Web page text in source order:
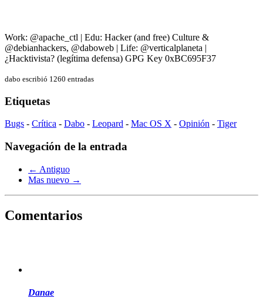
Work: @apache_ctl | Edu: Hacker (and free) Culture &
@debianhackers, @daboweb | Life: @verticalplaneta |
¿Hacktivista? (legítima defensa) GPG Key 0xBC695F37
dabo escribió 1260 entradas
Etiquetas
Bugs - Crítica - Dabo - Leopard - Mac OS X - Opinión - Tiger
Navegación de la entrada
← Antiguo
Mas nuevo →
Comentarios
Danae